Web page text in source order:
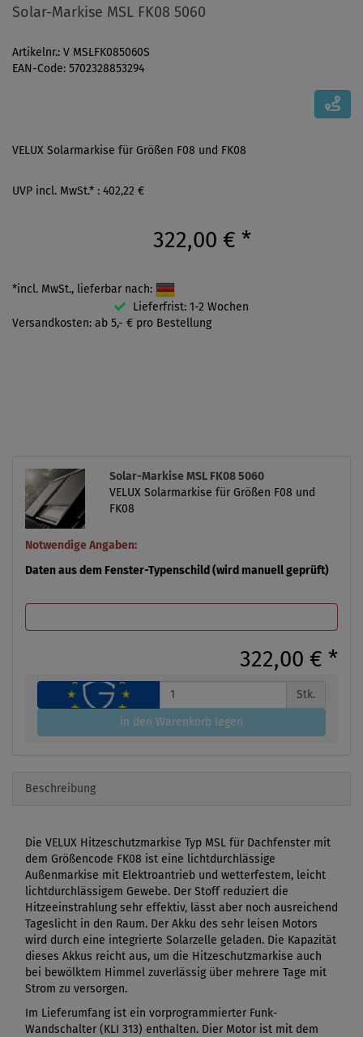
Solar-Markise MSL FK08 5060
Artikelnr.: V MSLFK085060S
EAN-Code: 5702328853294
VELUX Solarmarkise für Größen F08 und FK08
UVP incl. MwSt.* : 402,22 €
322,00 € *
*incl. MwSt., lieferbar nach:
Lieferfrist: 1-2 Wochen
Versandkosten: ab 5,- € pro Bestellung
Solar-Markise MSL FK08 5060
VELUX Solarmarkise für Größen F08 und
FK08
Notwendige Angaben:
Daten aus dem Fenster-Typenschild (wird manuell geprüft)
322,00 € *
Stk.
in den Warenkorb legen
Beschreibung
Die VELUX Hitzeschutzmarkise Typ MSL für Dachfenster mit
dem Größencode FK08 ist eine lichtdurchlässige
Außenmarkise mit Elektroantrieb und wetterfestem, leicht
lichtdurchlässigem Gewebe. Der Stoff reduziert die
Hitzeeinstrahlung sehr effektiv, lässt aber noch ausreichend
Tageslicht in den Raum. Der Akku des sehr leisen Motors
wird durch eine integrierte Solarzelle geladen. Die Kapazität
dieses Akkus reicht aus, um die Hitzeschutzmarkise auch
bei bewölktem Himmel zuverlässig über mehrere Tage mit
Strom zu versorgen.
Im Lieferumfang ist ein vorprogrammierter Funk-
Wandschalter (KLI 313) enthalten. Dier Motor ist mit dem